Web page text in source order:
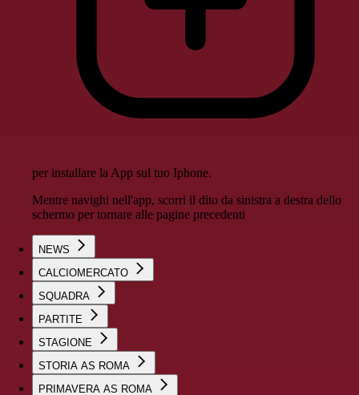
per installare la App sul tuo Iphone.
Mentre navighi nell'app, scorri il dito da sinistra a destra dello
schermo per tornare alle pagine precedenti
NEWS
CALCIOMERCATO
SQUADRA
PARTITE
STAGIONE
STORIA AS ROMA
PRIMAVERA AS ROMA